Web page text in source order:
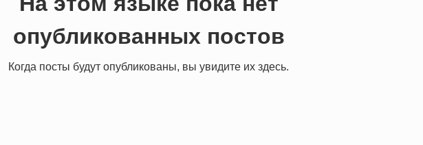
опубликованных постов
Когда посты будут опубликованы, вы увидите их здесь.